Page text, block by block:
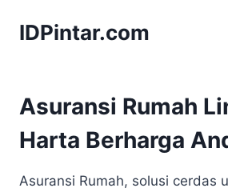
IDPintar.com
Asuransi Rumah
Harta Berharga
Asuransi Rumah, solusi cerdas